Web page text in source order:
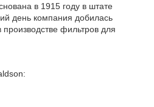
в 1915 году в штате
день компания добилась
фильтров для